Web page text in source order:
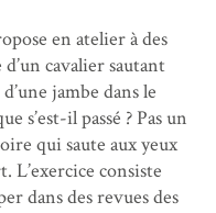
en atelier à des
cavalier sautant
jambe dans le
s’est-il passé ? Pas un
qui saute aux yeux
L’exercice consiste
dans des revues des